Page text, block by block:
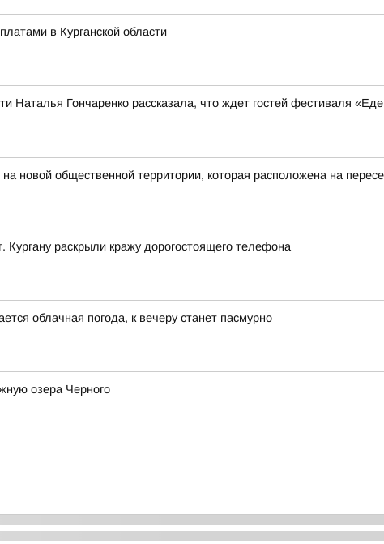
в Курганской области
Наталья Гончаренко рассказала, что ждет гостей фестиваля
новой общественной территории, которая расположена на
раскрыли кражу дорогостоящего телефона
облачная погода, к вечеру станет пасмурно
озера Черного